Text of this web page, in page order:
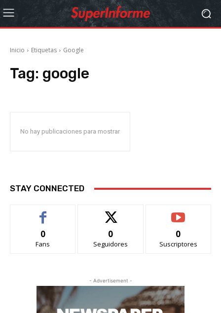
Inicio Etiquetas Google
Tag: google
No hay publicaciones para mostrar
STAY CONNECTED
0
Fans
0
Seguidores
0
Suscriptores
- Advertisement -